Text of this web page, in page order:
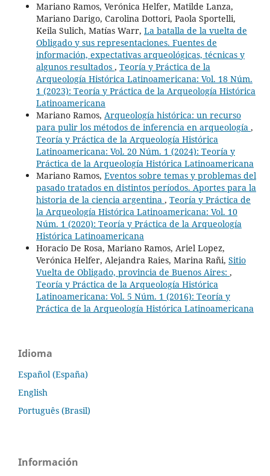
Mariano Ramos, Verónica Helfer, Matilde Lanza,
Mariano Darigo, Carolina Dottori, Paola Sportelli,
Keila Sulich, Matías Warr, La batalla de la vuelta de
Obligado y sus representaciones. Fuentes de
información, expectativas arqueológicas, técnicas y
algunos resultados , Teoría y Práctica de la
Arqueología Histórica Latinoamericana: Vol. 18 Núm.
1 (2023): Teoría y Práctica de la Arqueología Histórica
Latinoamericana
Mariano Ramos, Arqueología histórica: un recurso
para pulir los métodos de inferencia en arqueología ,
Teoría y Práctica de la Arqueología Histórica
Latinoamericana: Vol. 20 Núm. 1 (2024): Teoría y
Práctica de la Arqueología Histórica Latinoamericana
Mariano Ramos, Eventos sobre temas y problemas del
pasado tratados en distintos períodos. Aportes para la
historia de la ciencia argentina , Teoría y Práctica de
la Arqueología Histórica Latinoamericana: Vol. 10
Núm. 1 (2020): Teoría y Práctica de la Arqueología
Histórica Latinoamericana
Horacio De Rosa, Mariano Ramos, Ariel Lopez,
Verónica Helfer, Alejandra Raies, Marina Rañi, Sitio
Vuelta de Obligado, provincia de Buenos Aires: ,
Teoría y Práctica de la Arqueología Histórica
Latinoamericana: Vol. 5 Núm. 1 (2016): Teoría y
Práctica de la Arqueología Histórica Latinoamericana
Idioma
Español (España)
English
Português (Brasil)
Información